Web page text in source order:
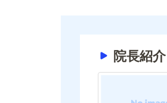
院長紹介